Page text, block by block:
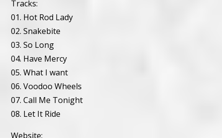
Tracks:
01. Hot Rod Lady
02. Snakebite
03. So Long
04. Have Mercy
05. What I want
06. Voodoo Wheels
07. Call Me Tonight
08. Let It Ride
Website: